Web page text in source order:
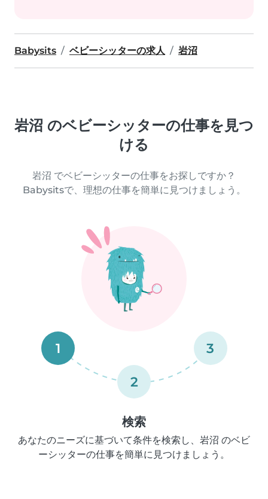
Babysits ベビーシッターの求人 岩沼
岩沼 のベビーシッターの仕事を見つ
ける
岩沼 でベビーシッターの仕事をお探しですか？
Babysitsで、理想の仕事を簡単に見つけましょう。
1
2
3
検索
あなたのニーズに基づいて条件を検索し、岩沼 のベビ
ーシッターの仕事を簡単に見つけましょう。